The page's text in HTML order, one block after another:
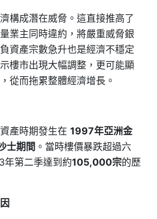
構成潛在威脅。這直接推高了
業主同時違約，將嚴重威脅銀
資產宗數急升也是經濟不穩定
樓市出現大幅調整，更可能顯
從而拖累整體經濟增長。
產時期發生在1997年亞洲金
士期間 。當時樓價暴跌超過六
年第二季達到約105,000宗的歷